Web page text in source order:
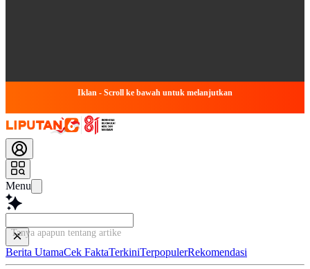
Iklan - Scroll ke bawah untuk melanjutkan
Menu
Tanya apapun tentang artikel ini...
Berita UtamaCek FaktaTerkiniTerpopulerRekomendasi